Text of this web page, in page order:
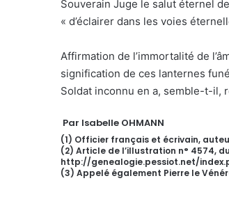
Souverain Juge le salut éternel
« d’éclairer dans les voies
Affirmation de l’immortalité de
signification de ces lanternes
Soldat inconnu en a, semble-t-il,
Par Isabelle OHMANN
(1) Officier français et écrivain,
(2) Article de l’illustration n° 4574, du
http://genealogie.pessiot.net/
(3) Appelé également Pierre le